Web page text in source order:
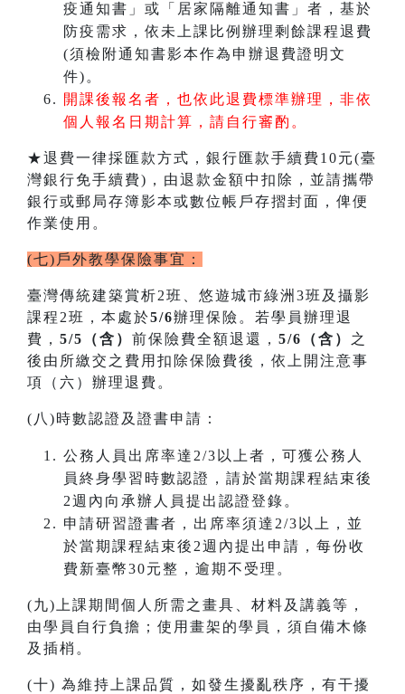
疫通知書」或「居家隔離通知書」者，基於
防疫需求，依未上課比例辦理剩餘課程退費
(須檢附通知書影本作為申辦退費證明文
件)。
開課後報名者，也依此退費標準辦理，非依
個人報名日期計算，請自行審酌。
★退費一律採匯款方式，銀行匯款手續費10元(臺
灣銀行免手續費)，由退款金額中扣除，並請攜帶
銀行或郵局存簿影本或數位帳戶存摺封面，俾便
作業使用。
(七)戶外教學保險事宜：
臺灣傳統建築賞析2班、悠遊城市綠洲3班及攝影
課程2班，本處於5/6辦理保險。若學員辦理退
費， 5/5（含） 前保險費全額退還， 5/6（含） 之
後由所繳交之費用扣除保險費後，依上開注意事
項（六）辦理退費。
(八)時數認證及證書申請：
公務人員出席率達2/3以上者，可獲公務人
員終身學習時數認證，請於當期課程結束後
2週內向承辦人員提出認證登錄。
申請研習證書者，出席率須達2/3以上，並
於當期課程結束後2週內提出申請，每份收
費新臺幣30元整，逾期不受理。
(九)上課期間個人所需之畫具、材料及講義等，
由學員自行負擔；使用畫架的學員，須自備木條
及插梢。
(十) 為維持上課品質，如發生擾亂秩序，有干擾